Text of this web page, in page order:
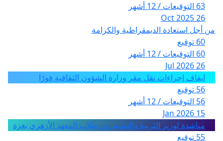
63 التوقيعات / 12 أشهر
26 Oct 2025
من أجل استعادة الديمقراطية والكرامة
60 توقيع
60 التوقيعات / 12 أشهر
26 Jul 2026
إيقاف إجراءات نقل مقر وزارة الشؤون الثقافية فورًا
56 توقيع
56 التوقيعات / 12 أشهر
15 Jan 2026
مناشدة لوزير التربية والتعليم من طلاب المعهد الأزهري بغزة
55 توقيع